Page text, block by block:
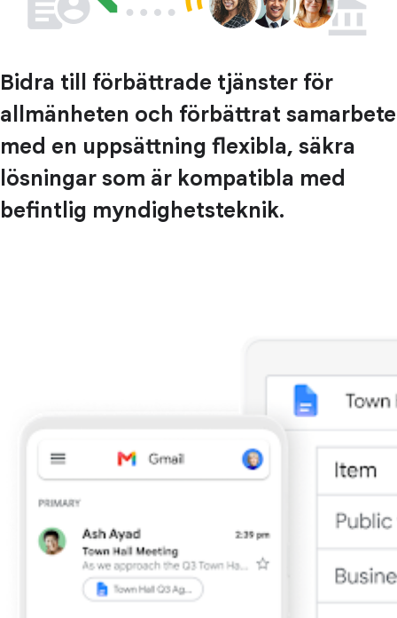
Bidra till förbättrade tjänster för
allmänheten och förbättrat samarbete
med en uppsättning flexibla, säkra
lösningar som är kompatibla med
befintlig myndighetsteknik.